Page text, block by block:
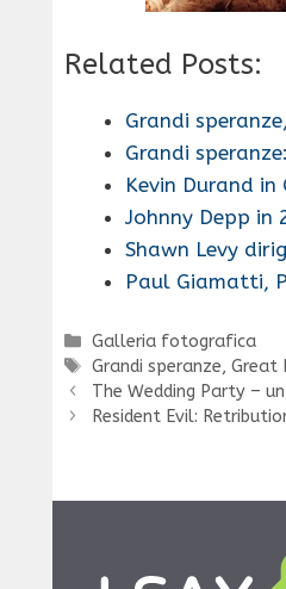
Related Posts:
Grandi
Grandi
Kevin Durand
Johnny Depp in
Shawn Levy
Paul Giamatti,
Categorie
Galleria fotografica
Tag
Grandi speranze,Great
The Wedding Party –
Resident Evil: